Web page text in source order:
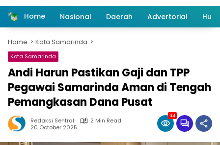
Home Nasional Daerah Advertorial
Home Kota Samarinda
Kota Samarinda
Andi Harun Pastikan Gaji dan TPP
Pegawai Samarinda Aman di Tengah
Pemangkasan Dana Pusat
Redaksi Sentral
2 Min Read
20 October 2025
114